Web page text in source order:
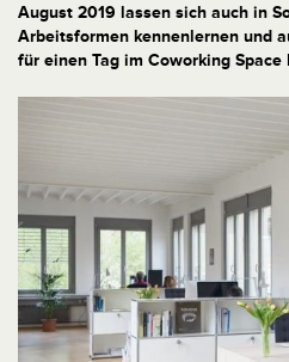
August 2019 lassen sich auch in
Arbeitsformen kennenlernen und
für einen Tag im Coworking Space